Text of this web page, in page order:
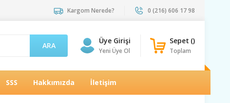
Kargom Nerede? 0 (216) 606 17 98
ARA
Üye Girişi
Yeni Üye Ol
Sepet ()
Toplam
SSS Hakkımızda İletişim